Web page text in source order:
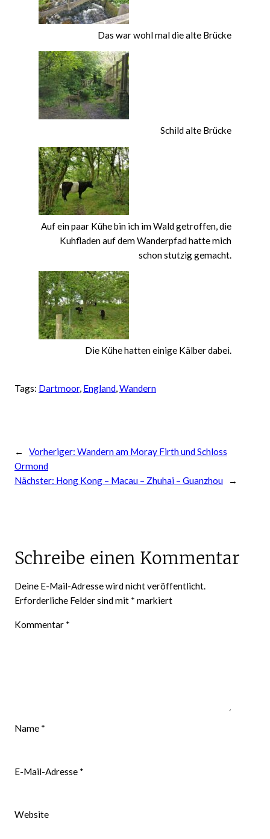
Das war wohl mal die alte Brücke
Schild alte Brücke
Auf ein paar Kühe bin ich im Wald getroffen, die
Kuhfladen auf dem Wanderpfad hatte mich
schon stutzig gemacht.
Die Kühe hatten einige Kälber dabei.
Tags: Dartmoor, England, Wandern
← Vorheriger: Wandern am Moray Firth und Schloss
Ormond
Nächster: Hong Kong – Macau – Zhuhai – Guanzhou →
Schreibe einen Kommentar
Deine E-Mail-Adresse wird nicht veröffentlicht.
Erforderliche Felder sind mit * markiert
Kommentar *
Name *
E-Mail-Adresse *
Website